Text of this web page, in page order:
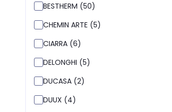
BESTHERM (50)
CHEMIN ARTE (5)
CIARRA (6)
DELONGHI (5)
DUCASA (2)
DUUX (4)